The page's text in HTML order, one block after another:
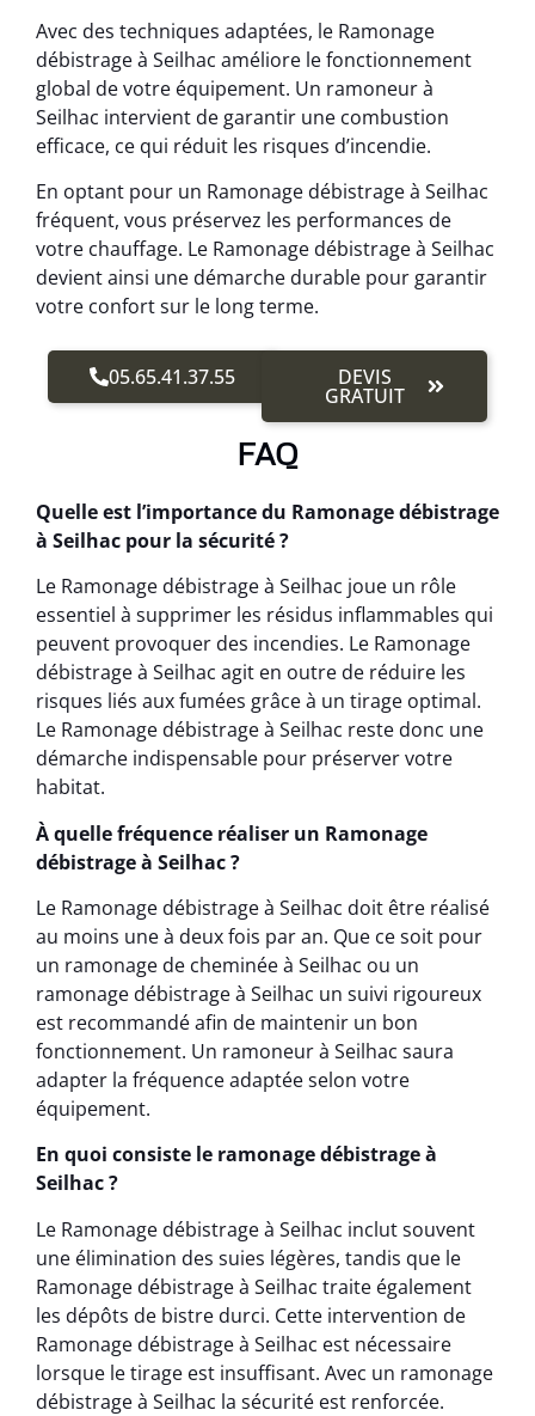
Avec des techniques adaptées, le Ramonage
débistrage à Seilhac améliore le fonctionnement
global de votre équipement. Un ramoneur à
Seilhac intervient de garantir une combustion
efficace, ce qui réduit les risques d’incendie.
En optant pour un Ramonage débistrage à Seilhac
fréquent, vous préservez les performances de
votre chauffage. Le Ramonage débistrage à Seilhac
devient ainsi une démarche durable pour garantir
votre confort sur le long terme.
05.65.41.37.55 DEVIS
GRATUIT
FAQ
Quelle est l’importance du Ramonage débistrage
à Seilhac pour la sécurité ?
Le Ramonage débistrage à Seilhac joue un rôle
essentiel à supprimer les résidus inflammables qui
peuvent provoquer des incendies. Le Ramonage
débistrage à Seilhac agit en outre de réduire les
risques liés aux fumées grâce à un tirage optimal.
Le Ramonage débistrage à Seilhac reste donc une
démarche indispensable pour préserver votre
habitat.
À quelle fréquence réaliser un Ramonage
débistrage à Seilhac ?
Le Ramonage débistrage à Seilhac doit être réalisé
au moins une à deux fois par an. Que ce soit pour
un ramonage de cheminée à Seilhac ou un
ramonage débistrage à Seilhac un suivi rigoureux
est recommandé afin de maintenir un bon
fonctionnement. Un ramoneur à Seilhac saura
adapter la fréquence adaptée selon votre
équipement.
En quoi consiste le ramonage débistrage à
Seilhac ?
Le Ramonage débistrage à Seilhac inclut souvent
une élimination des suies légères, tandis que le
Ramonage débistrage à Seilhac traite également
les dépôts de bistre durci. Cette intervention de
Ramonage débistrage à Seilhac est nécessaire
lorsque le tirage est insuffisant. Avec un ramonage
débistrage à Seilhac la sécurité est renforcée.